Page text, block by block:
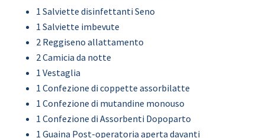
1 Salviette disinfettanti Seno
1 Salviette imbevute
2 Reggiseno allattamento
2 Camicia da notte
1 Vestaglia
1 Confezione di coppette assorbilatte
1 Confezione di mutandine monouso
1 Confezione di Assorbenti Dopoparto
1 Guaina Post-operatoria aperta davanti